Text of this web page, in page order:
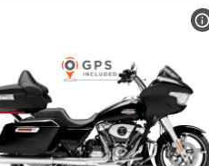
DETAILS ANZEIGEN